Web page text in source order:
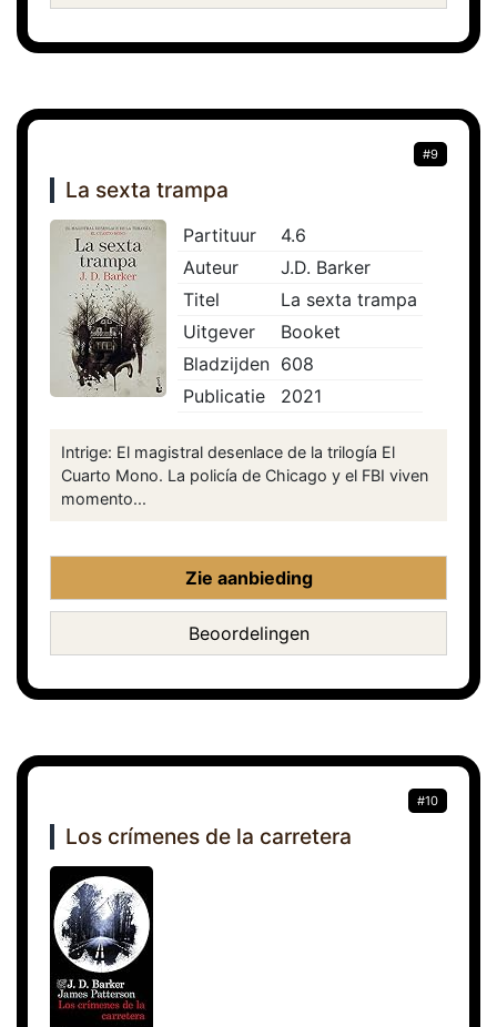
#9
La sexta trampa
Partituur
4.6
Auteur
J.D. Barker
Titel
La sexta trampa
Uitgever
Booket
Bladzijden 608
Publicatie
2021
Intrige: El magistral desenlace de la trilogía El
Cuarto Mono. La policía de Chicago y el FBI viven
momento...
Zie aanbieding
Beoordelingen
#10
Los crímenes de la carretera